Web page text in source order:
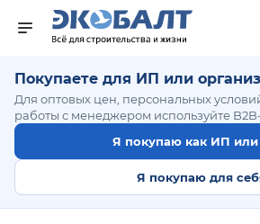
Покупаете для ИП или
Для оптовых цен, персональных
работы с менеджером используйте
Я покупаю как ИП
Я покупаю для